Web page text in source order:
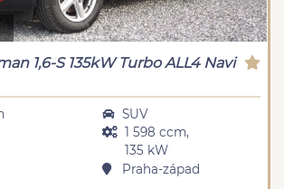
1,6-S 135kW Turbo ALL4 Navi
SUV
1 598 ccm,
135 kW
Praha-západ